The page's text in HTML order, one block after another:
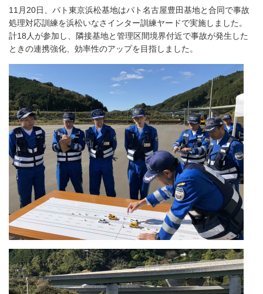
11月20日、パト東京浜松基地はパト名古屋豊田基地と合同で事故
処理対応訓練を浜松いなさインター訓練ヤードで実施しました。
計18人が参加し、隣接基地と管理区間境界付近で事故が発生した
ときの連携強化、効率性のアップを目指しました。